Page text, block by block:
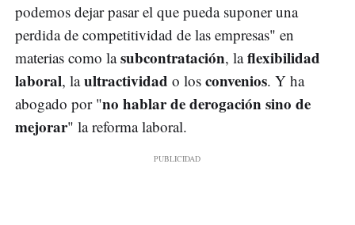
podemos dejar pasar el que pueda suponer una
perdida de competitividad de las empresas" en
materias como lasubcontratación, laflexibilidad
laboral, laultractividad o los convenios. Y ha
abogado por "no hablar de derogación sino de
mejorar" la reforma laboral.